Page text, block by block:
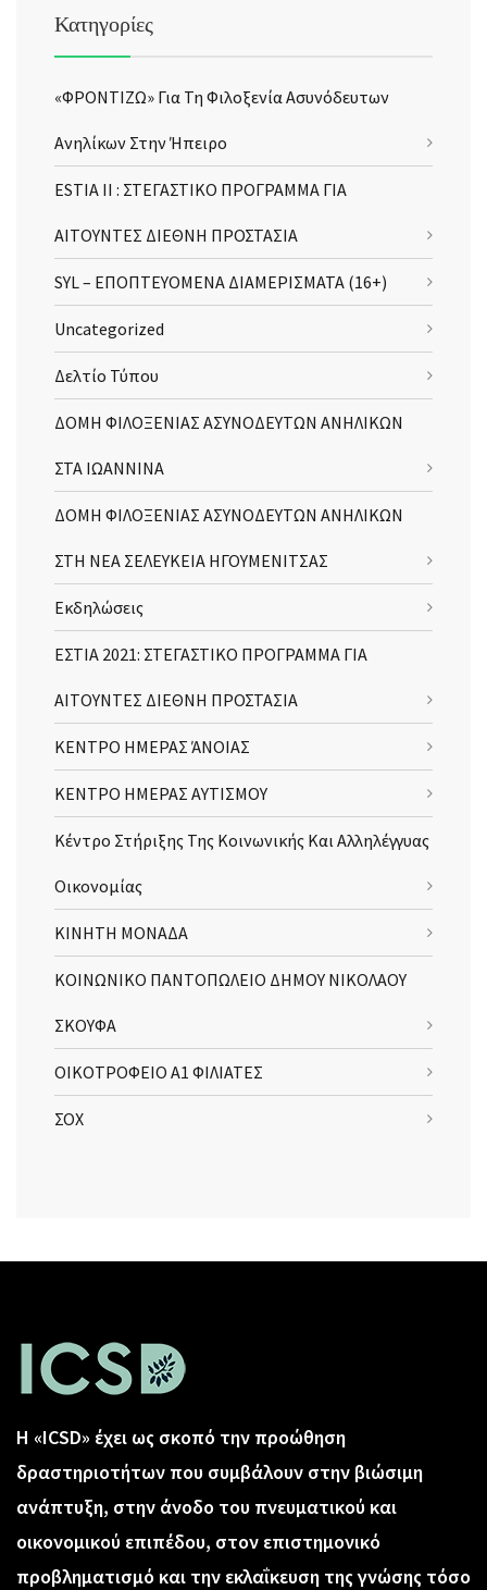
Κατηγορίες
«ΦΡΟΝΤΙΖΩ» Για Τη Φιλοξενία Ασυνόδευτων
Ανηλίκων Στην Ήπειρο
ESTIA II : ΣΤΕΓΑΣΤΙΚΟ ΠΡΟΓΡΑΜΜΑ ΓΙΑ
ΑΙΤΟΥΝΤΕΣ ΔΙΕΘΝΗ ΠΡΟΣΤΑΣΙΑ
SYL – ΕΠΟΠΤΕΥΟΜΕΝΑ ΔΙΑΜΕΡΙΣΜΑΤΑ (16+)
Uncategorized
Δελτίο Τύπου
ΔΟΜΗ ΦΙΛΟΞΕΝΙΑΣ ΑΣΥΝΟΔΕΥΤΩΝ ΑΝΗΛΙΚΩΝ
ΣΤΑ ΙΩΑΝΝΙΝΑ
ΔΟΜΗ ΦΙΛΟΞΕΝΙΑΣ ΑΣΥΝΟΔΕΥΤΩΝ ΑΝΗΛΙΚΩΝ
ΣΤΗ ΝΕΑ ΣΕΛΕΥΚΕΙΑ ΗΓΟΥΜΕΝΙΤΣΑΣ
Εκδηλώσεις
ΕΣΤΙΑ 2021: ΣΤΕΓΑΣΤΙΚΟ ΠΡΟΓΡΑΜΜΑ ΓΙΑ
ΑΙΤΟΥΝΤΕΣ ΔΙΕΘΝΗ ΠΡΟΣΤΑΣΙΑ
ΚΕΝΤΡΟ ΗΜΕΡΑΣ ΆΝΟΙΑΣ
ΚΕΝΤΡΟ ΗΜΕΡΑΣ ΑΥΤΙΣΜΟΥ
Κέντρο Στήριξης Της Κοινωνικής Και Αλληλέγγυας
Οικονομίας
ΚΙΝΗΤΗ ΜΟΝΑΔΑ
ΚΟΙΝΩΝΙΚΟ ΠΑΝΤΟΠΩΛΕΙΟ ΔΗΜΟΥ ΝΙΚΟΛΑΟΥ
ΣΚΟΥΦΑ
ΟΙΚΟΤΡΟΦΕΙΟ Α1 ΦΙΛΙΑΤΕΣ
ΣΟΧ
Η «ICSD» έχει ως σκοπό την προώθηση
δραστηριοτήτων που συμβάλουν στην βιώσιμη
ανάπτυξη, στην άνοδο του πνευματικού και
οικονομικού επιπέδου, στον επιστημονικό
προβληματισμό και την εκλαΐκευση της γνώσης τόσο